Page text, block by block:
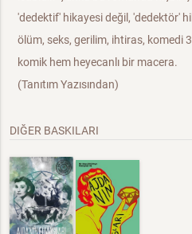
'dedektif' hikayesi değil, 'dedektör'
ölüm, seks, gerilim, ihtiras, komedi
komik hem heyecanlı bir macera.
(Tanıtım Yazısından)
DIĞER BASKILARI